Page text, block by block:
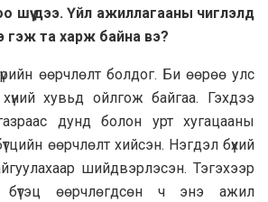
шүү дээ. Үйл ажиллагааны чиглэлд
гэж та харж байна вэ?
өөрчлөлт болдог. Би өөрөө улс
хувьд ойлгож байгаа. Гэхдээ
дунд болон урт хугацааны
өөрчлөлт хийсэн. Нэгдэл бүхий
шийдвэрлэсэн. Тэгэхээр
бүтэц өөрчлөгдсөн ч энэ ажил